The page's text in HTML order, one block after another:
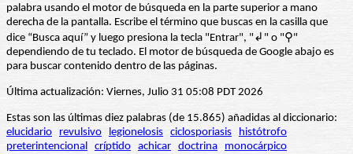
palabra usando el motor de búsqueda en la parte superior a mano
derecha de la pantalla. Escribe el término que buscas en la casilla que
dice “Busca aquí” y luego presiona la tecla "Entrar", "↲" o "⚲"
dependiendo de tu teclado. El motor de búsqueda de Google abajo es
para buscar contenido dentro de las páginas.
Última actualización: Viernes, Julio 31 05:08 PDT 2026
Estas son las últimas diez palabras (de 15.865) añadidas al diccionario:
elucidario
revulsivo legionelosis ciclosporiasis
histótrofo
preterintencional críptido achicar doctrina monocárpico